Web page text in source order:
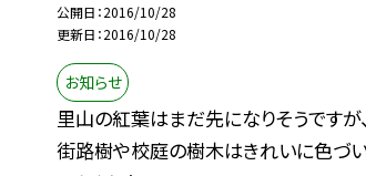
公開日 2016/10/28
更新日 2016/10/28
お知らせ
里山の紅葉はまだ先になりそうですが、
街路樹や校庭の樹木はきれいに色づ